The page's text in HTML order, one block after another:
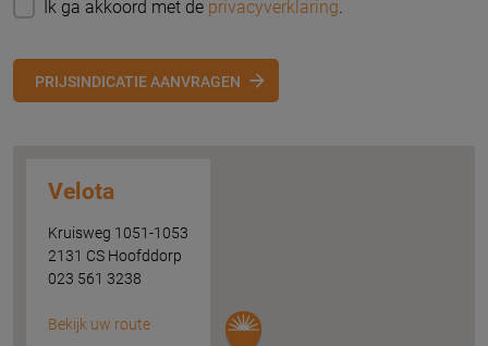
Ik ga akkoord met de privacyverklaring.
PRIJSINDICATIE AANVRAGEN
Velota
Kruisweg 1051-1053
2131 CS Hoofddorp
023 561 3238
Bekijk uw route